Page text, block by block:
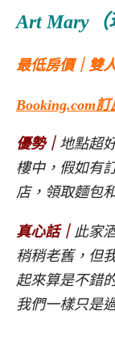
Art Mary（
最低房價｜雙
Booking.com訂
優勢｜ 地點超
樓中，假如有
店，領取麵包
真心話｜ 此家
稍稍老舊，但
起來算是不錯
我們一樣只是